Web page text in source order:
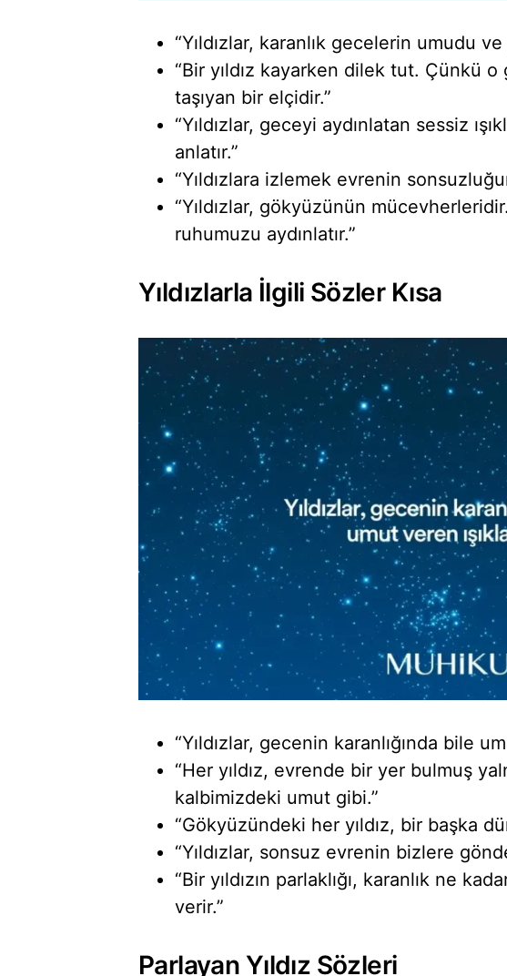
“Yıldızlar, karanlık gecelerin umudu
“Bir yıldız kayarken dilek tut. Çünkü
taşıyan bir elçidir.”
“Yıldızlar, geceyi aydınlatan sessiz
anlatır.”
“Yıldızlara izlemek evrenin
“Yıldızlar, gökyüzünün
ruhumuzu aydınlatır.”
Yıldızlarla İlgili Sözler Kısa
“Yıldızlar, gecenin karanlığında bile
“Her yıldız, evrende bir yer bulmuş
kalbimizdeki umut gibi.”
“Gökyüzündeki her yıldız, bir başka
“Yıldızlar, sonsuz evrenin bizlere
“Bir yıldızın parlaklığı, karanlık ne
verir.”
Parlayan Yıldız Sözleri